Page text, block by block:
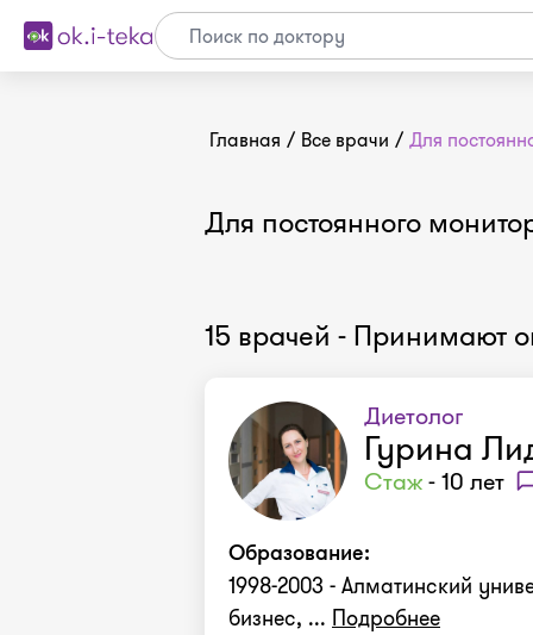
Главная / Все врачи / Для
Для постоянного
15 врачей - Принимают
Диетолог
Гурина
Стаж- 10 лет
Образование:
1998-2003 - Алматинский
бизнес, ... Подробнее